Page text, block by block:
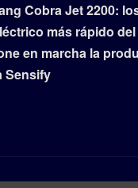
Cobra Jet 2200:
más rápido
en marcha la
Sensify